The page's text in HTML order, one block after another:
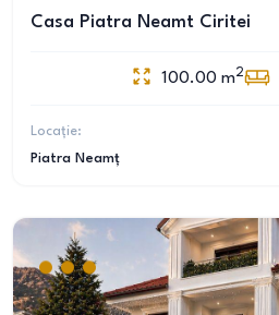
Casa Piatra Neamt Ciritei
100.00 m2
Locație:
Piatra Neamț